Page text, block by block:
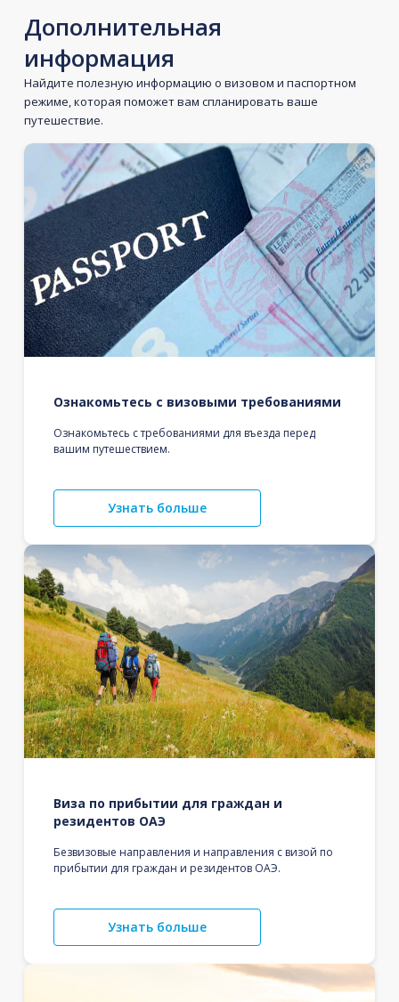
Дополнительная
информация
Найдите полезную информацию о визовом и паспортном
режиме, которая поможет вам спланировать ваше
путешествие.
Ознакомьтесь с визовыми требованиями
Ознакомьтесь с требованиями для въезда перед
вашим путешествием.
Узнать больше
Виза по прибытии для граждан и
резидентов ОАЭ
Безвизовые направления и направления с визой по
прибытии для граждан и резидентов ОАЭ.
Узнать больше